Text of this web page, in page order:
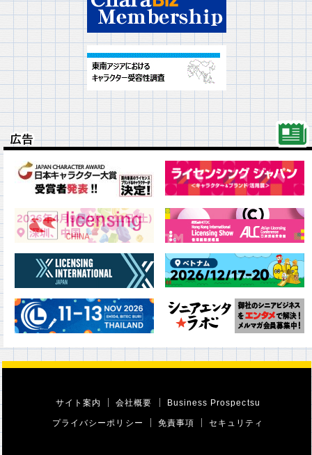
広告
広告
サイト案内 会社概要 Business Prospectsu
プライバシーポリシー 免責事項 セキュリティ